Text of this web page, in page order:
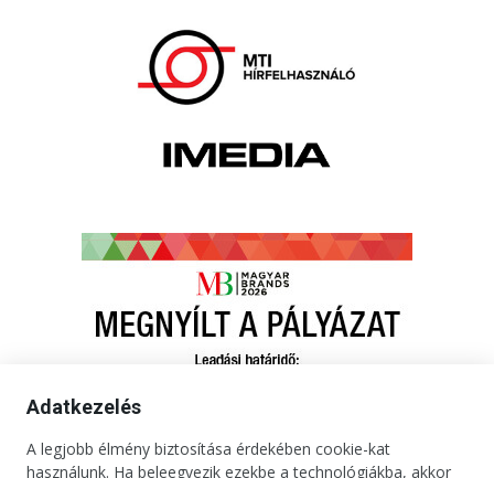
Adatkezelés
A legjobb élmény biztosítása érdekében cookie-kat
használunk. Ha beleegyezik ezekbe a technológiákba, akkor